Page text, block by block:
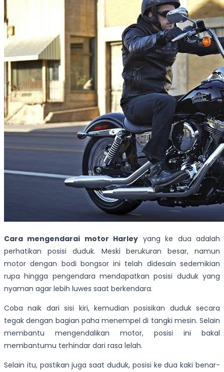
Cara mengendarai motor Harley yang ke dua adalah
perhatikan posisi duduk. Meski berukuran besar, namun
motor dengan bodi bongsor ini telah didesain sedemikian
rupa hingga pengendara mendapatkan posisi duduk yang
nyaman agar lebih luwes saat berkendara.
Coba naik dari sisi kiri, kemudian posisikan duduk secara
tegak dengan bagian paha menempel di tangki mesin. Selain
membantu mengendalikan motor, posisi ini bakal
membantumu terhindar dari rasa lelah.
Selain itu, pastikan juga saat duduk, posisi ke dua kaki benar-